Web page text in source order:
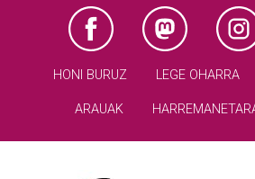
HONI BURUZ LEGE OHARRA
ARAUAK